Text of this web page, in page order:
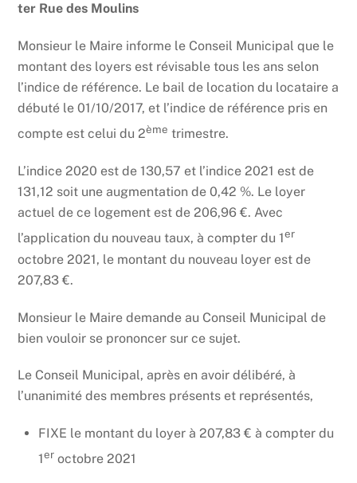
ter Rue des Moulins
Monsieur le Maire informe le Conseil Municipal que le
montant des loyers est révisable tous les ans selon
l’indice de référence. Le bail de location du locataire a
débuté le 01/10/2017, et l’indice de référence pris en
compte est celui du 2ème trimestre.
L’indice 2020 est de 130,57 et l’indice 2021 est de
131,12 soit une augmentation de 0,42 %. Le loyer
actuel de ce logement est de 206,96 €. Avec
l’application du nouveau taux, à compter du 1er
octobre 2021, le montant du nouveau loyer est de
207,83 €.
Monsieur le Maire demande au Conseil Municipal de
bien vouloir se prononcer sur ce sujet.
Le Conseil Municipal, après en avoir délibéré, à
l’unanimité des membres présents et représentés,
FIXE le montant du loyer à 207,83 € à compter du
1er octobre 2021